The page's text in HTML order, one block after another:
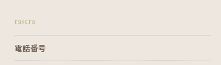
rasera
電話番号